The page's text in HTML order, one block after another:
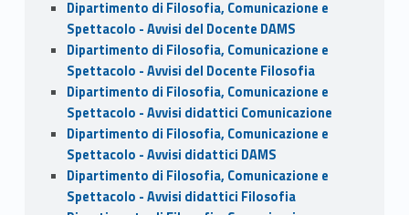
Dipartimento di Filosofia, Comunicazione e
Spettacolo - Avvisi del Docente DAMS
Dipartimento di Filosofia, Comunicazione e
Spettacolo - Avvisi del Docente Filosofia
Dipartimento di Filosofia, Comunicazione e
Spettacolo - Avvisi didattici Comunicazione
Dipartimento di Filosofia, Comunicazione e
Spettacolo - Avvisi didattici DAMS
Dipartimento di Filosofia, Comunicazione e
Spettacolo - Avvisi didattici Filosofia